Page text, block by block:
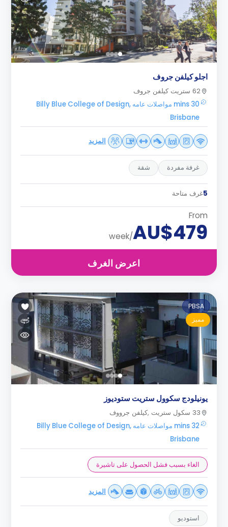
اجلو كيلفن جروف
62 ستريت كيلفن جروف
30 mins مواصلات عامه Billy Blue College of Design,
Brisbane
المزيد
غرفة مفردة شقة
5غرف متاحة
From
AU$479
/week
اعرض الغرف
PBSA
مميز
يونيلودج سكوول ستريت ستوديوز
33 سكول ستريت ,كيلفن جرووف
32 mins مواصلات عامه Billy Blue College of Design,
Brisbane
الغاء بسبب فشل الحصول على تاشيرة
المزيد
استوديو